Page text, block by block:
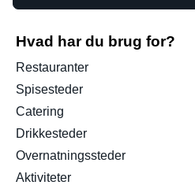
Hvad har du brug for?
Restauranter
Spisesteder
Catering
Drikkesteder
Overnatningssteder
Aktiviteter